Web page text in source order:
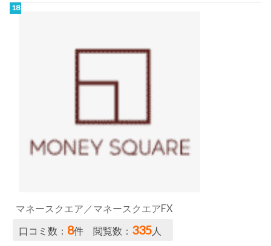
マネースクエア／マネースクエアFX
口コミ数： 8件 閲覧数： 335人